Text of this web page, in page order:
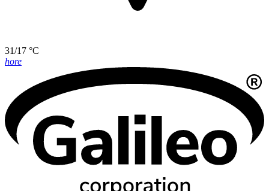
31/17 °C
hore